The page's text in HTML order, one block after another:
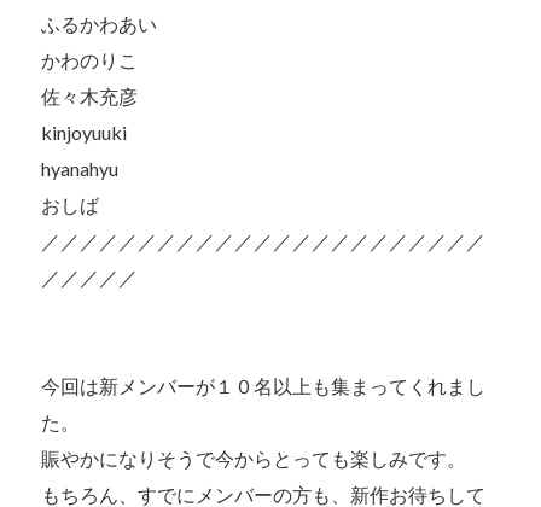
ふるかわあい
かわのりこ
佐々木充彦
kinjoyuuki
hyanahyu
おしば
／／／／／／／／／／／／／／／／／／／／／／／
／／／／／
今回は新メンバーが１０名以上も集まってくれまし
た。
賑やかになりそうで今からとっても楽しみです。
もちろん、すでにメンバーの方も、新作お待ちして